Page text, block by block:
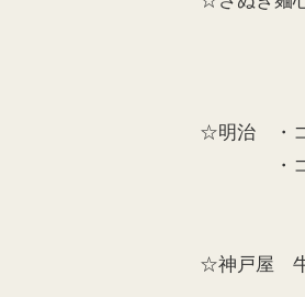
・桜
各
☆明治 ・
・コー
各
☆神戸屋